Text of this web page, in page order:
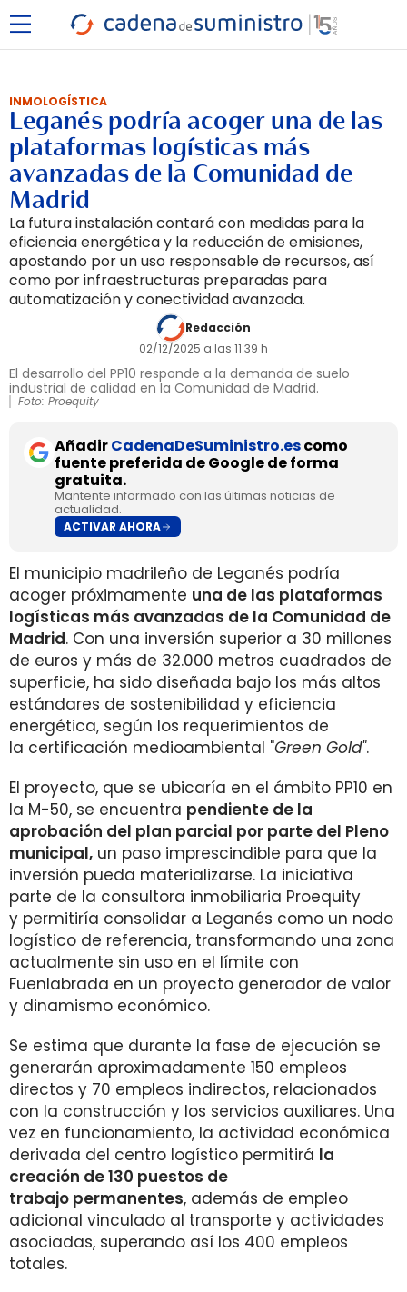
INMOLOGÍSTICA
Leganés podría acoger una de las
plataformas logísticas más
avanzadas de la Comunidad de
Madrid
La futura instalación contará con medidas para la
eficiencia energética y la reducción de emisiones,
apostando por un uso responsable de recursos, así
como por infraestructuras preparadas para
automatización y conectividad avanzada.
Redacción
02/12/2025 a las 11:39 h
El desarrollo del PP10 responde a la demanda de suelo
industrial de calidad en la Comunidad de Madrid.
Foto: Proequity
AñadirCadenaDeSuministro.escomo
fuente preferida de Google de forma
gratuita.
Mantente informado con las últimas noticias de
actualidad.
ACTIVAR AHORA
El municipio madrileño de Leganés podría
acoger próximamente una de las plataformas
logísticas más avanzadas de la Comunidad de
Madrid. Con una inversión superior a 30 millones
de euros y más de 32.000 metros cuadrados de
superficie, ha sido diseñada bajo los más altos
estándares de sostenibilidad y eficiencia
energética, según los requerimientos de
la certificación medioambiental "Green Gold".
El proyecto, que se ubicaría en el ámbito PP10 en
la M-50, se encuentra pendiente de la
aprobación del plan parcial por parte del Pleno
municipal, un paso imprescindible para que la
inversión pueda materializarse. La iniciativa
parte de la consultora inmobiliaria Proequity
y permitiría consolidar a Leganés como un nodo
logístico de referencia, transformando una zona
actualmente sin uso en el límite con
Fuenlabrada en un proyecto generador de valor
y dinamismo económico.
Se estima que durante la fase de ejecución se
generarán aproximadamente 150 empleos
directos y 70 empleos indirectos, relacionados
con la construcción y los servicios auxiliares. Una
vez en funcionamiento, la actividad económica
derivada del centro logístico permitirá la
creación de 130 puestos de
trabajo permanentes, además de empleo
adicional vinculado al transporte y actividades
asociadas, superando así los 400 empleos
totales.